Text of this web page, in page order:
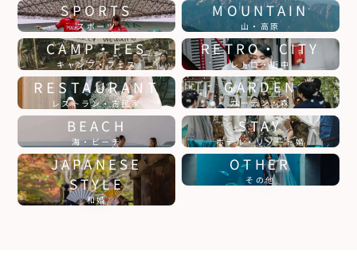
SPORTS
スポーツ
MOUNTAIN
山・高原
CAMP・FES
キャンプ・フェス
RETRO・CITY
レトロ・街中
RESTAURANT
レストラン・古民家
GARDEN
ガーデン・森
BEACH
海・ビーチ
STAY
ホテル・リゾート婚
JAPANESE
STYLE
和婚
OTHER
その他